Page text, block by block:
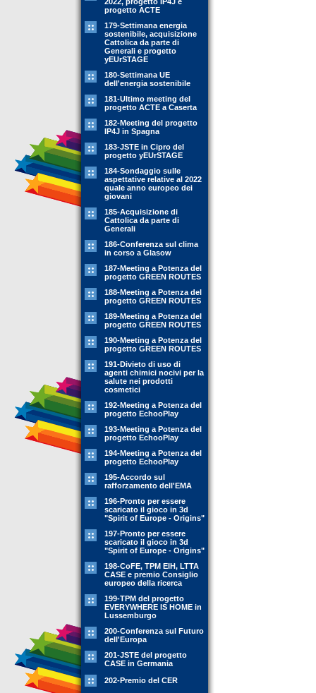
progetto ACTE
179-Settimana energia
sostenibile, acquisizione
Cattolica da parte di
Generali e progetto
yEUrSTAGE
180-Settimana UE
dell'energia sostenibile
181-Ultimo meeting del
progetto ACTE a Caserta
182-Meeting del progetto
IP4J in Spagna
183-JSTE in Cipro del
progetto yEUrSTAGE
184-Sondaggio sulle
aspettative relative al 2022
quale anno europeo dei
giovani
185-Acquisizione di
Cattolica da parte di
Generali
186-Conferenza sul clima
in corso a Glasow
187-Meeting a Potenza del
progetto GREEN ROUTES
188-Meeting a Potenza del
progetto GREEN ROUTES
189-Meeting a Potenza del
progetto GREEN ROUTES
190-Meeting a Potenza del
progetto GREEN ROUTES
191-Divieto di uso di
agenti chimici nocivi per la
salute nei prodotti
cosmetici
192-Meeting a Potenza del
progetto EchooPlay
193-Meeting a Potenza del
progetto EchooPlay
194-Meeting a Potenza del
progetto EchooPlay
195-Accordo sul
rafforzamento dell'EMA
196-Pronto per essere
scaricato il gioco in 3d
"Spirit of Europe - Origins"
197-Pronto per essere
scaricato il gioco in 3d
"Spirit of Europe - Origins"
198-CoFE, TPM EIH, LTTA
CASE e premio Consiglio
europeo della ricerca
199-TPM del progetto
EVERYWHERE IS HOME in
Lussemburgo
200-Conferenza sul Futuro
dell'Europa
201-JSTE del progetto
CASE in Germania
202-Premio del CER